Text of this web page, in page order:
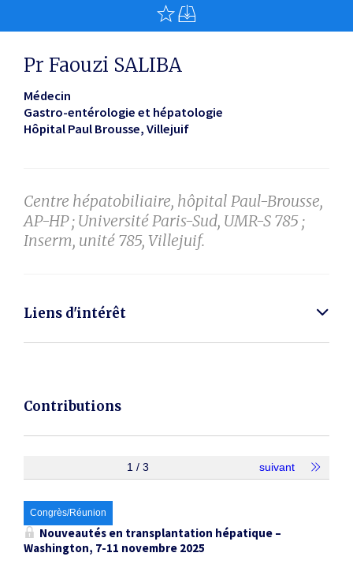
Pr Faouzi SALIBA
Médecin
Gastro-entérologie et hépatologie
Hôpital Paul Brousse Villejuif
Centre hépatobiliaire, hôpital Paul-Brousse,
AP-HP ; Université Paris-Sud, UMR-S 785 ;
Inserm, unité 785, Villejuif.
Liens d'intérêt
Contributions
1 / 3 suivant
Congrès/Réunion
Nouveautés en transplantation ­hépatique –
Washington, 7-11 novembre 2025